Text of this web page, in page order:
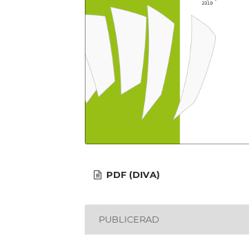
PDF (DIVA)
PUBLICERAD